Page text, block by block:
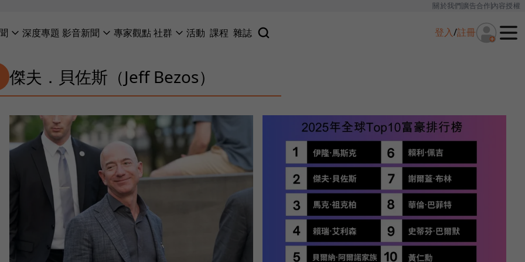
關於我們廣告合作內容授權
深度專題 影音新聞 專家觀點社群 活動 課程 雜誌 登入/註冊
傑夫．貝佐斯（Jeff Bezos）